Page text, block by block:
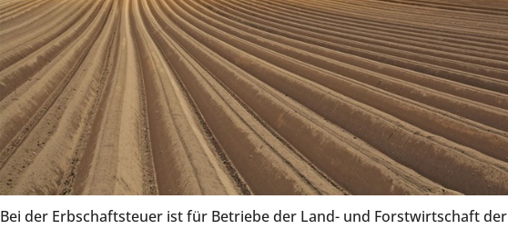
Bei der Erbschaftsteuer ist für Betriebe der Land- und Forstwirtschaft der